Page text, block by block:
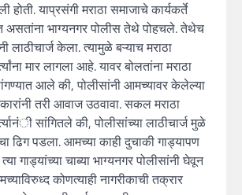
होती. याप्रसंगी मराठा समाजाचे कार्यकर्ते
भाग्यनगर पोलीस तेथे पोहचले. तेथेच
लाठीचार्ज केला. त्यामुळे बऱ्याच मराठा
मार लागला आहे. यावर बोलतांना मराठा
आले की, पोलीसांनी आमच्यावर केलेल्या
तरी आवाज उठवावा. सकल मराठा
सांगितले की, पोलीसांच्या लाठीचार्ज मुळे
ढिग पडला. आमच्या काही दुचाकी गाड्यापण
गाड्यांच्या चाब्या भाग्यनगर पोलीसांनी घेवून
कोणत्याही नागरीकाची तक्रार